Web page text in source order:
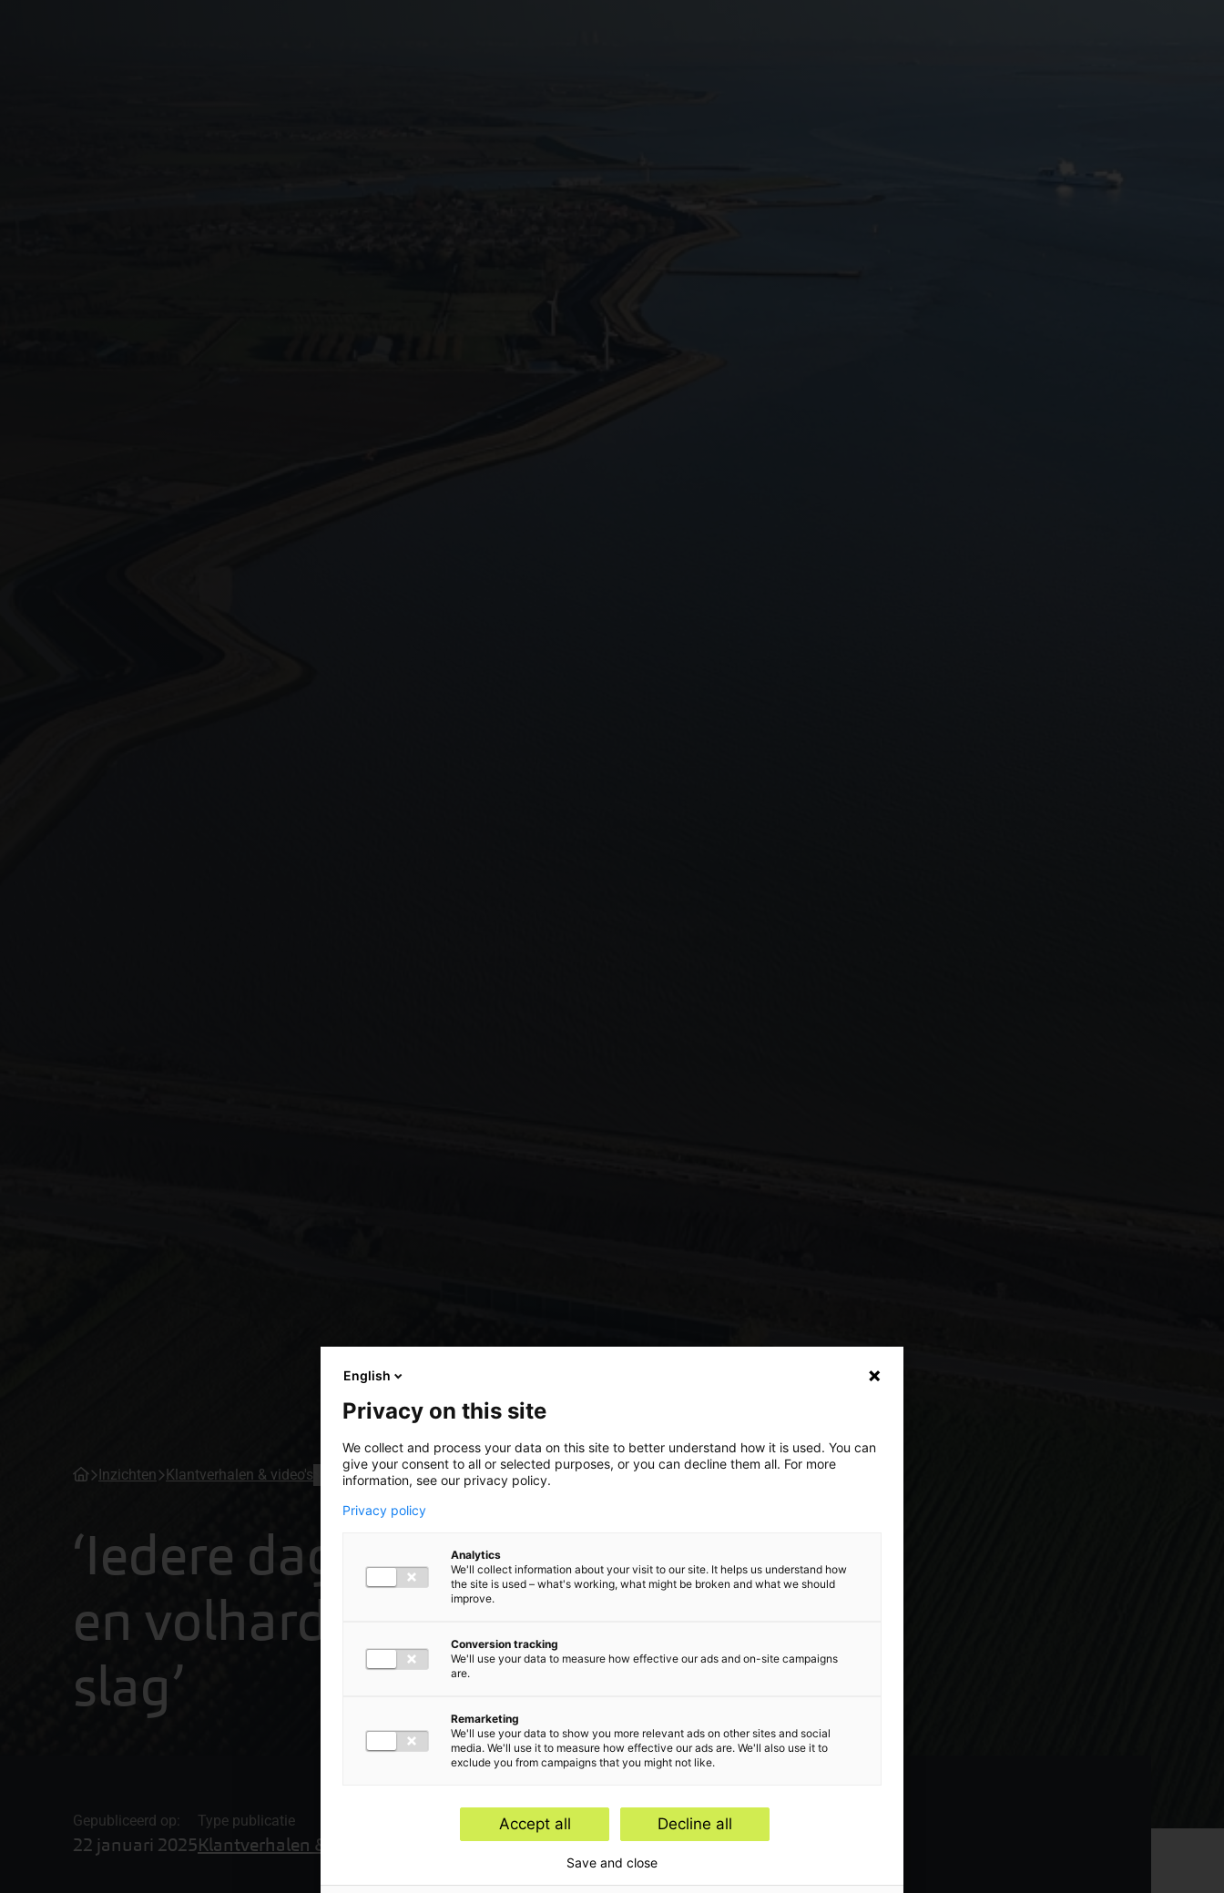
Inzichten Klantverhalen & video's
‘Iedere dag met passie
en volharding aan de
slag’
Gepubliceerd op:
22 januari 2025
Type publicatie
Klantverhalen & video's
English
Privacy on this site
We collect and process your data on this site to better understand how it is used. You can
give your consent to all or selected purposes, or you can decline them all. For more
information, see our privacy policy.
Privacy policy
Analytics
We'll collect information about your visit to our site. It helps us understand how
the site is used – what's working, what might be broken and what we should
improve.
Conversion tracking
We'll use your data to measure how effective our ads and on-site campaigns
are.
Remarketing
We'll use your data to show you more relevant ads on other sites and social
media. We'll use it to measure how effective our ads are. We'll also use it to
exclude you from campaigns that you might not like.
Accept all Decline all
Save and close